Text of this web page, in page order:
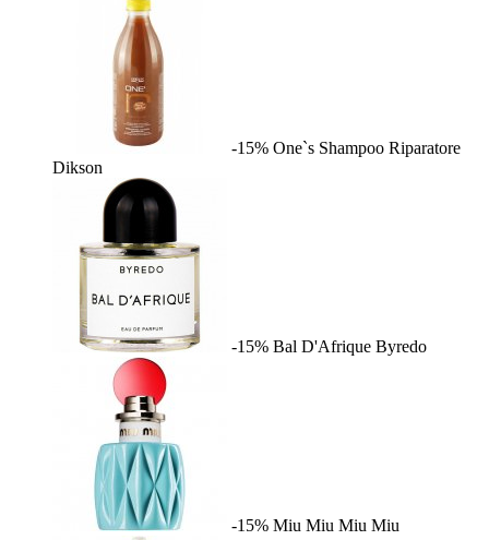
-15% One`s Shampoo Riparatore
Dikson
-15% Bal D'Afrique Byredo
-15% Miu Miu Miu Miu